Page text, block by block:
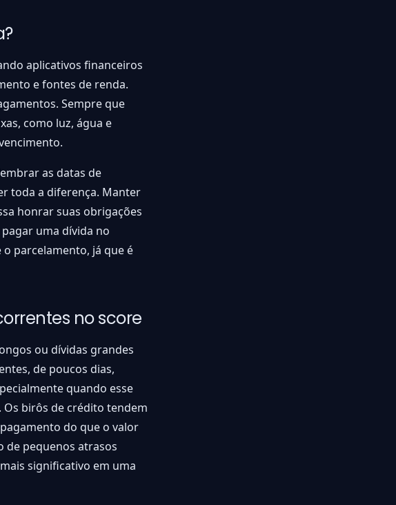
aplicativos financeiros
e fontes de renda.
Sempre que
como luz, água e
as datas de
toda a diferença. Manter
honrar suas obrigações
uma dívida no
parcelamento, já que é
no score
ou dívidas grandes
de poucos dias,
quando esse
Os birôs de crédito tendem
do que o valor
de pequenos atrasos
significativo em uma